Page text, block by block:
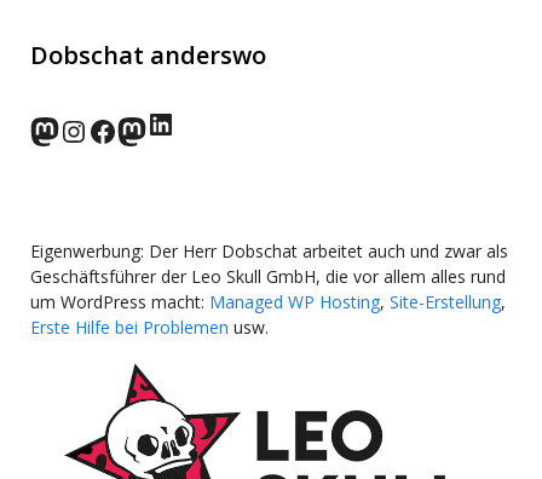
Dobschat anderswo
norden.social
Instagram
Facebook
wp-punks.social
LinkedIn
Eigenwerbung: Der Herr Dobschat arbeitet auch und zwar als
Geschäftsführer der Leo Skull GmbH, die vor allem alles rund
um WordPress macht: Managed WP Hosting, Site-Erstellung,
Erste Hilfe bei Problemen usw.